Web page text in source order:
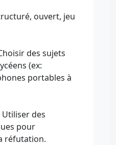
ouvert, jeu
des sujets
(ex:
portables à
Utiliser des
pour
réfutation.